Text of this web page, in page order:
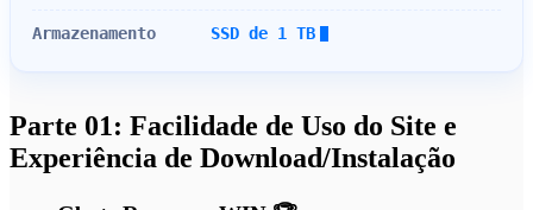
Armazenamento SSD de 1 TB
Parte 01: Facilidade de Uso do Site e
Experiência de Download/Instalação